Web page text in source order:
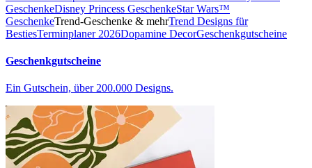
GeschenkeDisney Princess GeschenkeStar Wars™
GeschenkeTrend-Geschenke & mehrTrend Designs für
BestiesTerminplaner 2026Dopamine DecorGeschenkgutscheine
Geschenkgutscheine
Ein Gutschein, über 200.000 Designs.